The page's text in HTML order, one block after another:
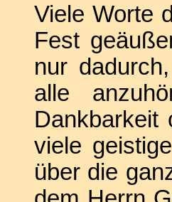
Viele Worte
Fest
nur
alle
Dankbarkeit
viele
über die